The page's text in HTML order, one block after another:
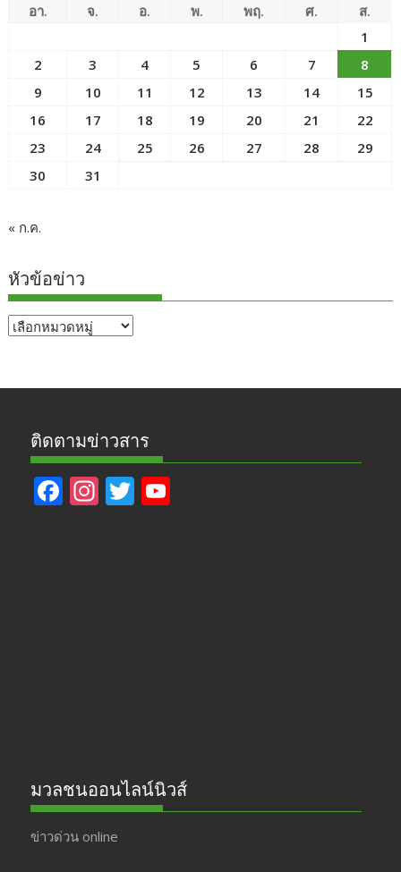
อา. จ. อ. พ. พฤ. ศ.
ส.
1
2
3 4 5 6 7
8
9
10 11 12 13 14
15
16
17 18 19 20 21
22
23
24 25 26 27 28
29
30
31
« ก.ค.
หัวข้อข่าว
หัวข้อ
ติดตามข่าวสาร
F In T
มวลชนออนไลน์นิวส์
ข่าวด่วน online